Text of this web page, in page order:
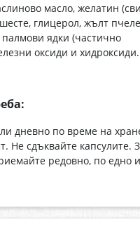
масло, желатин
глицерол, жълт
ядки (частично
оксиди и хидроксиди.
дневно по време на
Не сдъквайте капсулите.
редовно, по едно